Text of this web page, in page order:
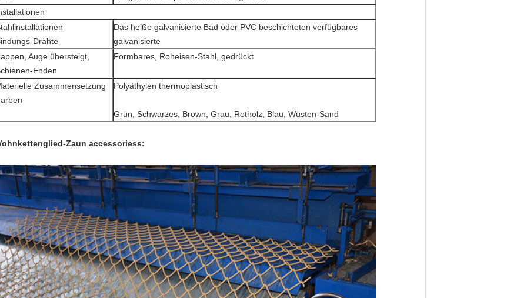
Drähte
Das heiße galvanisierte Bad oder PVC beschichteten verfügbares
galvanisierte
Auge übersteigt,
Enden
Formbares, Roheisen-Stahl, gedrückt
Zusammensetzung
Polyäthylen thermoplastisch
Grün, Schwarzes, Brown, Grau, Rotholz, Blau, Wüsten-Sand
Zaun accessoriess: